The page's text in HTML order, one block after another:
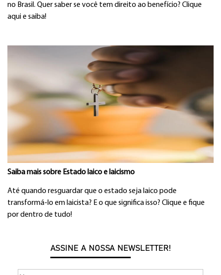
no Brasil. Quer saber se você tem direito ao benefício? Clique
aqui e saiba!
Saiba mais sobre Estado laico e laicismo
Até quando resguardar que o estado seja laico pode
transformá-lo em laicista? E o que significa isso? Clique e fique
por dentro de tudo!
ASSINE A NOSSA NEWSLETTER!